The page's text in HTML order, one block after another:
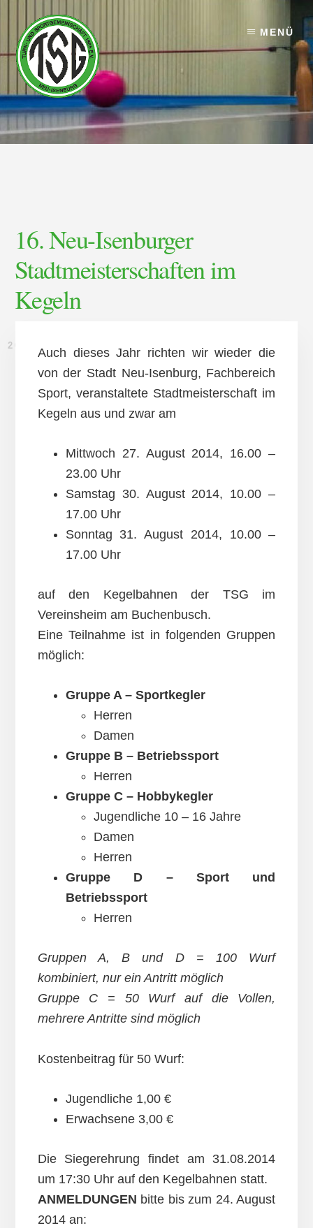
content
footer
MENÜ
16. Neu-Isenburger
Stadtmeisterschaften im
Kegeln
20. JUNI 2014
Auch dieses Jahr richten wir wieder die
von der Stadt Neu-Isenburg, Fachbereich
Sport, veranstaltete Stadtmeisterschaft im
Kegeln aus und zwar am
Mittwoch 27. August 2014, 16.00 –
23.00 Uhr
Samstag 30. August 2014, 10.00 –
17.00 Uhr
Sonntag 31. August 2014, 10.00 –
17.00 Uhr
auf den Kegelbahnen der TSG im
Vereinsheim am Buchenbusch.
Eine Teilnahme ist in folgenden Gruppen
möglich:
Gruppe A – Sportkegler
Herren
Damen
Gruppe B – Betriebssport
Herren
Gruppe C – Hobbykegler
Jugendliche 10 – 16 Jahre
Damen
Herren
Gruppe D – Sport und
Betriebssport
Herren
Gruppen A, B und D = 100 Wurf
kombiniert, nur ein Antritt möglich
Gruppe C = 50 Wurf auf die Vollen,
mehrere Antritte sind möglich
Kostenbeitrag für 50 Wurf:
Jugendliche 1,00 €
Erwachsene 3,00 €
Die Siegerehrung findet am 31.08.2014
um 17:30 Uhr auf den Kegelbahnen statt.
ANMELDUNGEN bitte bis zum 24. August
2014 an: